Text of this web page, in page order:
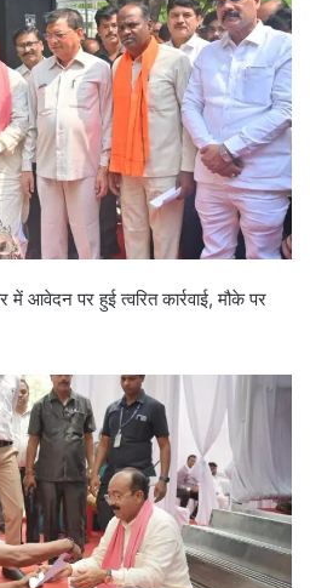
में आवेदन पर हुई त्वरित कार्रवाई, मौके पर